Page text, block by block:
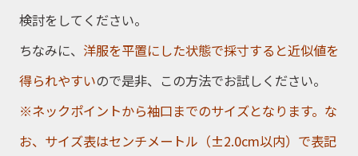
検討をしてください。
ちなみに、 洋服を平置にした状態で採寸すると近似値を
得られやすいので是非、この方法でお試しください。
※ネックポイントから袖口までのサイズとなります。な
お、サイズ表はセンチメートル（±2.0cm以内）で表記